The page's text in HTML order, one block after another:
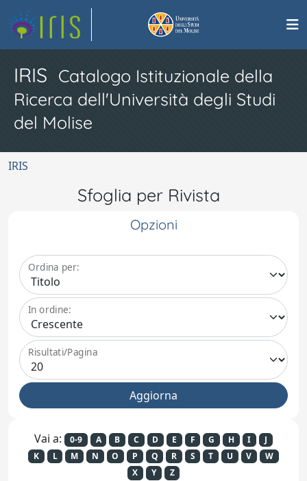
IRIS Catalogo Istituzionale della
Ricerca dell'Università degli Studi
del Molise
IRIS
Sfoglia per Rivista
Opzioni
Ordina per:
In ordine:
Risultati/Pagina
Vai a: 0-9 A B C D E F G H I
J
K
L M N O P Q R S T U V
W
X
Y Z